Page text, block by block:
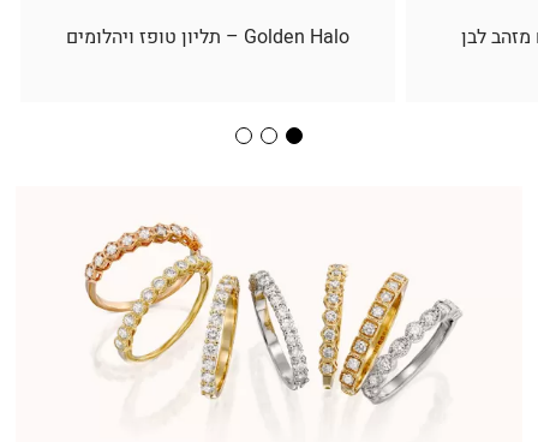
מזהב לבן Golden Halo – תליון טופז ויהלומים